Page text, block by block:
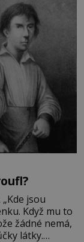
jsou
Když mu to
žádné nemá,
látky.